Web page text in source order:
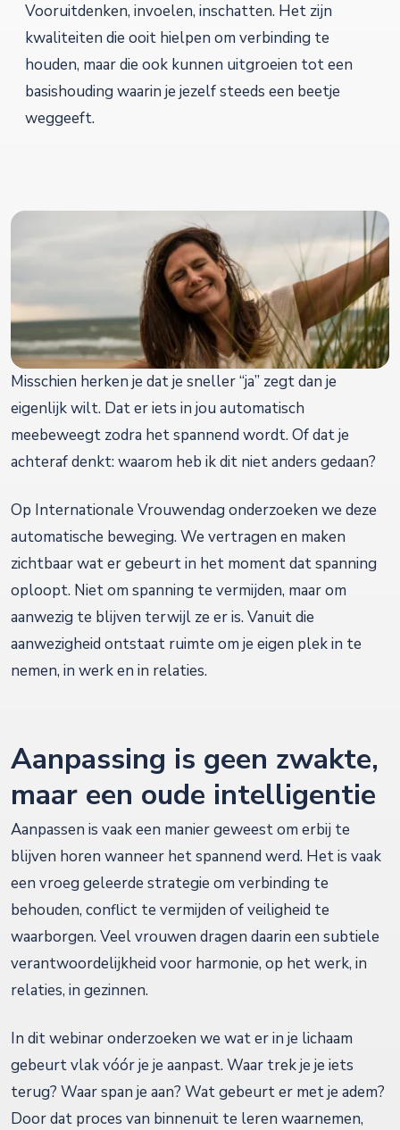
Vooruitdenken, invoelen, inschatten. Het zijn
kwaliteiten die ooit hielpen om verbinding te
houden, maar die ook kunnen uitgroeien tot een
basishouding waarin je jezelf steeds een beetje
weggeeft.
Misschien herken je dat je sneller “ja” zegt dan je
eigenlijk wilt. Dat er iets in jou automatisch
meebeweegt zodra het spannend wordt. Of dat je
achteraf denkt: waarom heb ik dit niet anders gedaan?
Op Internationale Vrouwendag onderzoeken we deze
automatische beweging. We vertragen en maken
zichtbaar wat er gebeurt in het moment dat spanning
oploopt. Niet om spanning te vermijden, maar om
aanwezig te blijven terwijl ze er is. Vanuit die
aanwezigheid ontstaat ruimte om je eigen plek in te
nemen, in werk en in relaties.
Aanpassing is geen zwakte,
maar een oude intelligentie
Aanpassen is vaak een manier geweest om erbij te
blijven horen wanneer het spannend werd. Het is vaak
een vroeg geleerde strategie om verbinding te
behouden, conflict te vermijden of veiligheid te
waarborgen. Veel vrouwen dragen daarin een subtiele
verantwoordelijkheid voor harmonie, op het werk, in
relaties, in gezinnen.
In dit webinar onderzoeken we wat er in je lichaam
gebeurt vlak vóór je je aanpast. Waar trek je je iets
terug? Waar span je aan? Wat gebeurt er met je adem?
Door dat proces van binnenuit te leren waarnemen,